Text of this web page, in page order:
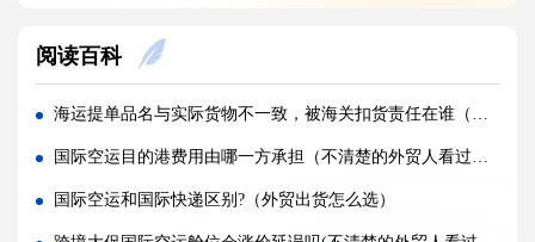
实木托盘无 IPPC 标识，空运落地除销毁外有哪些整改方式(国际空运干货知识分享)
空运到仓长期不上架，如何区分物流延误与亚马逊仓内拥堵?(国际空运干货知识分享)
美仓热门地址，空派派送经常拒收该怎么处理（不清楚的跨境卖家看过来）
海关认定货值偏高征税，有合规申诉减免税费的办法吗（国际快递干货知识分享）
国际快递包装做错直接破损（跨境发货包装指南）
阅读百科
海运提单品名与实际货物不一致，被海关扣货责任在谁（不清楚的跨境电商卖家请注意）
国际空运目的港费用由哪一方承担（不清楚的外贸人看过来）
国际空运和国际快递区别?（外贸出货怎么选）